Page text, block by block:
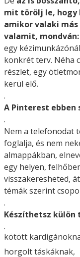
mit törölj le, hogy
amikor valaki
valamit,
egy
konkrét terv. Néha
részlet, egy
kerül elő.
.
A Pinterest
.
Nem a telefonodat
foglalja, és nem
almappákban,
egy helyen,
visszakeresheted,
témák szerint
.
Készíthetsz külön
.
kötött
horgolt táskáknak,